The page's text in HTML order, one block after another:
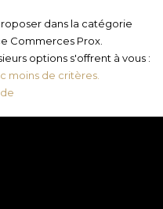
dans la catégorie
Commerces Prox.
options s'offrent à vous :
moins de critères.